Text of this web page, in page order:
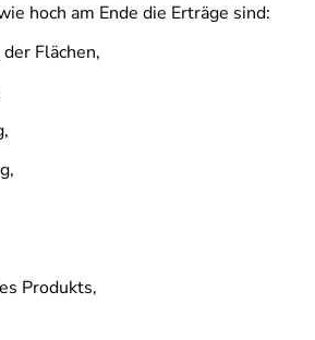
hoch am Ende die Erträge sind:
Flächen,
Produkts,